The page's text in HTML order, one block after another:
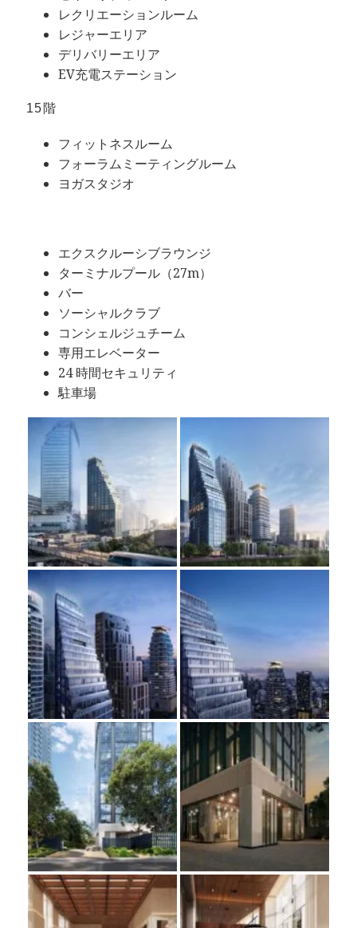
レクリエーションルーム
レジャーエリア
デリバリーエリア
EV充電ステーション
15階
フィットネスルーム
フォーラムミーティングルーム
ヨガスタジオ
エクスクルーシブラウンジ
ターミナルプール（27m）
バー
ソーシャルクラブ
コンシェルジュチーム
専用エレベーター
24 時間セキュリティ
駐車場